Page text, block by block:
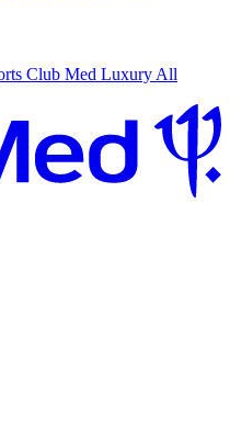
Club Med Luxury All